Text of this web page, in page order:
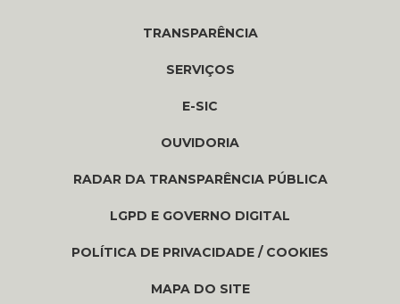
TRANSPARÊNCIA
SERVIÇOS
E-SIC
OUVIDORIA
RADAR DA TRANSPARÊNCIA PÚBLICA
LGPD E GOVERNO DIGITAL
POLÍTICA DE PRIVACIDADE / COOKIES
MAPA DO SITE